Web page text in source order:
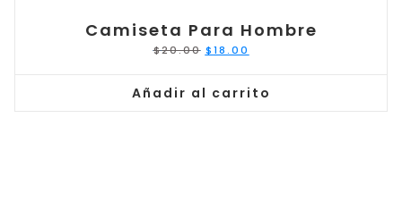
Camiseta Para Hombre
$20.00 El
precio
$20.00.
$18.00
precio
$18.00.
Añadir al carrito